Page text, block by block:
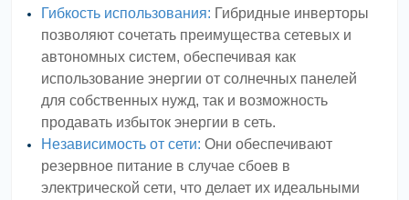
Гибкость использования: Гибридные инверторы
позволяют сочетать преимущества сетевых и
автономных систем, обеспечивая как
использование энергии от солнечных панелей
для собственных нужд, так и возможность
продавать избыток энергии в сеть.
Независимость от сети: Они обеспечивают
резервное питание в случае сбоев в
электрической сети, что делает их идеальными